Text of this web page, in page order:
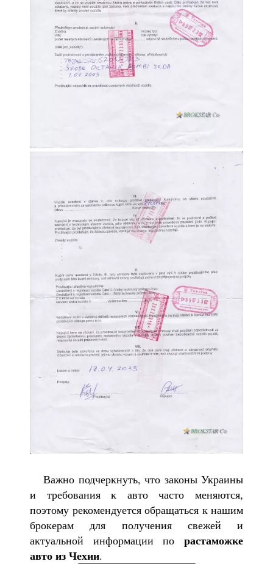
Важно подчеркнуть, что законы Украины
и требования к авто часто меняются,
поэтому рекомендуется обращаться к нашим
брокерам для получения свежей и
актуальной информации по растаможке
авто из Чехии.